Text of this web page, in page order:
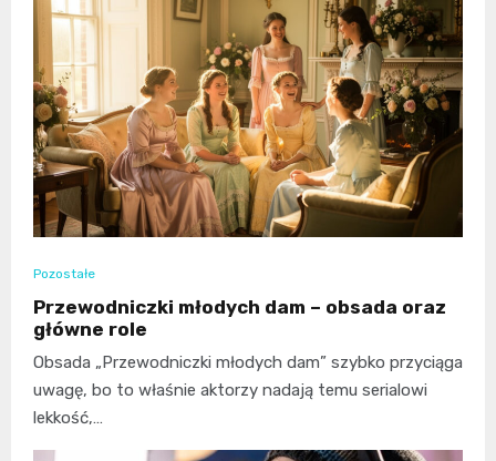
Pozostałe
Przewodniczki młodych dam – obsada oraz
główne role
Obsada „Przewodniczki młodych dam” szybko przyciąga
uwagę, bo to właśnie aktorzy nadają temu serialowi
lekkość,…